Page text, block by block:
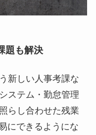
題も解決
新しい人事考課な
ステム・勤怠管理
らし合わせた残業
にできるようにな